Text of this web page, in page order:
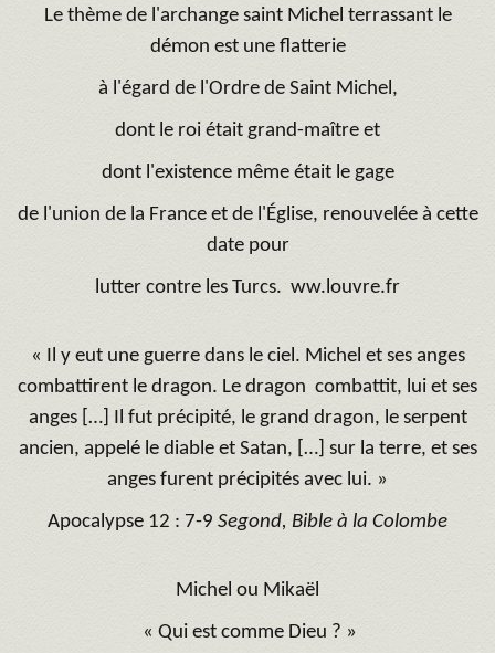
Le thème de l'archange saint Michel terrassant le
démon est une flatterie
à l'égard de l'Ordre de Saint Michel,
dont le roi était grand-maître et
dont l'existence même était le gage
de l'union de la France et de l'Église, renouvelée à cette
date pour
lutter contre les Turcs. ww.louvre.fr
« Il y eut une guerre dans le ciel. Michel et ses anges
combattirent le dragon. Le dragon combattit, lui et ses
anges […] Il fut précipité, le grand dragon, le serpent
ancien, appelé le diable et Satan, […] sur la terre, et ses
anges furent précipités avec lui. »
Apocalypse 12 : 7-9 Segond, Bible à la Colombe
Michel ou Mikaël
« Qui est comme Dieu ? »